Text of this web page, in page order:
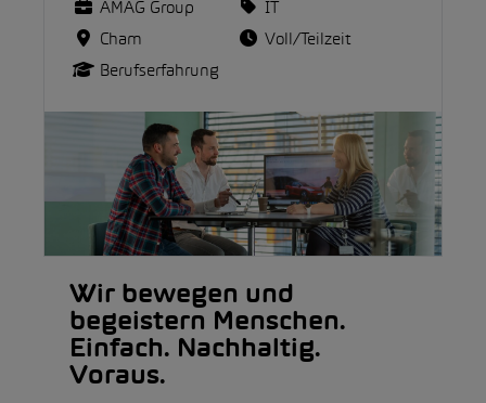
AMAG Group
Cham
Berufserfahrung
IT
Voll/Teilzeit
Wir bewegen und
begeistern Menschen.
Einfach. Nachhaltig.
Voraus.